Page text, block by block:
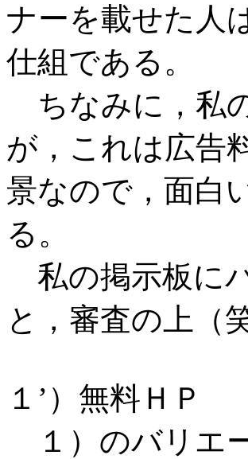
ナーを載せた人
仕組である。
ちなみに，私
が，これは広告
景なので，面白
る。
私の掲示板に
と，審査の上（
１’）無料ＨＰ
１）のバリエ